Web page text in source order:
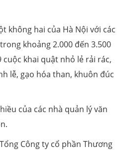
không hai của Hà Nội với các
khoảng 2.000 đến 3.500
khai quật nhỏ lẻ rải rác,
lễ, gạo hóa than, khuôn đúc
của các nhà quản lý văn
Công ty cổ phần Thương